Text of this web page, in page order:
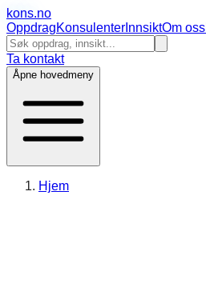
kons.no
OppdragKonsulenter InnsiktOm oss
Ta kontakt
Åpne hovedmeny
Hjem